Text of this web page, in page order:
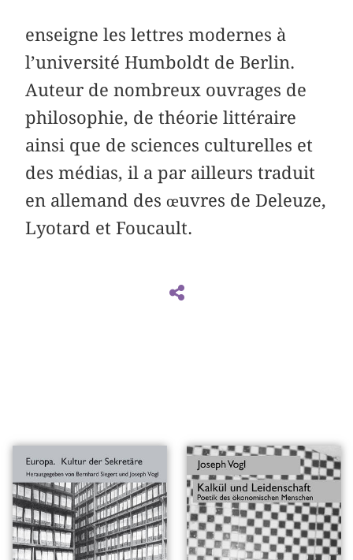
enseigne les lettres modernes à
l’université Humboldt de Berlin.
Auteur de nombreux ouvrages de
philosophie, de théorie littéraire
ainsi que de sciences culturelles et
des médias, il a par ailleurs traduit
en allemand des œuvres de Deleuze,
Lyotard et Foucault.